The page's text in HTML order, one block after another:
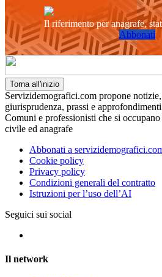
Il riferimento per anagrafe,
Abbonati
Torna all'inizio
Servizidemografici.com propone
giurisprudenza, prassi e
Comuni e professionisti che si
civile ed anagrafe
Abbonati a
Cookie policy
Privacy policy
Condizioni generali del contratto
Istruzioni per l’uso dell’AI
Seguici sui social
Il network